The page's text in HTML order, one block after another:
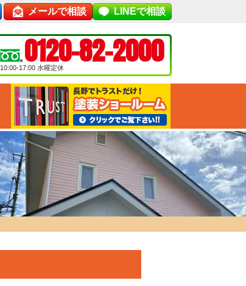
メールで相談 LINEで相談
0120-82-2000
10:00-17:00 水曜定休